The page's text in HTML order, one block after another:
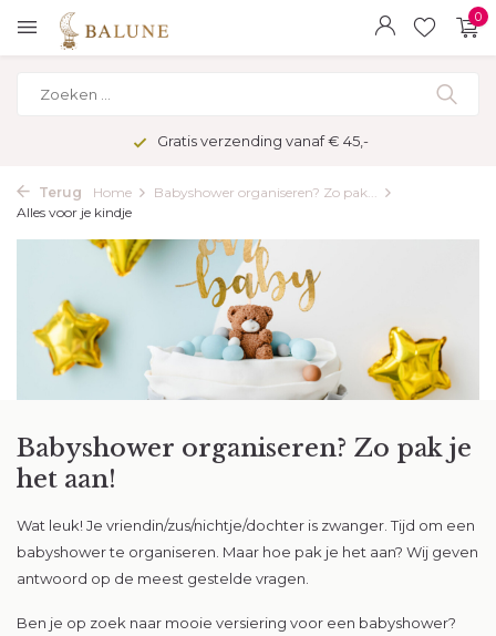
0
Gratis verzending vanaf € 45,-
Terug Home
Babyshower organiseren? Zo pak...
Alles voor je kindje
Babyshower organiseren? Zo pak je
het aan!
Wat leuk! Je vriendin/zus/nichtje/dochter is zwanger. Tijd om een
babyshower te organiseren. Maar hoe pak je het aan? Wij geven
antwoord op de meest gestelde vragen.
Ben je op zoek naar mooie versiering voor een babyshower?